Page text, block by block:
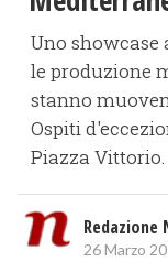
Uno showcase
le produzione
stanno
Ospiti
Piazza Vittorio.
Redazione
26 Marzo